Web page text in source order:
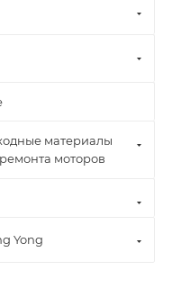
материалы
моторов
Yong